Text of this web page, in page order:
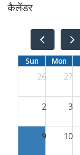
कैलेंडर
Sun Mon
26 27
2 3
9 10